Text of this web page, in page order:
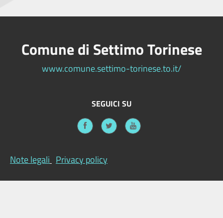
Comune di Settimo Torinese
www.comune.settimo-torinese.to.it/
SEGUICI SU
Note legali Privacy policy